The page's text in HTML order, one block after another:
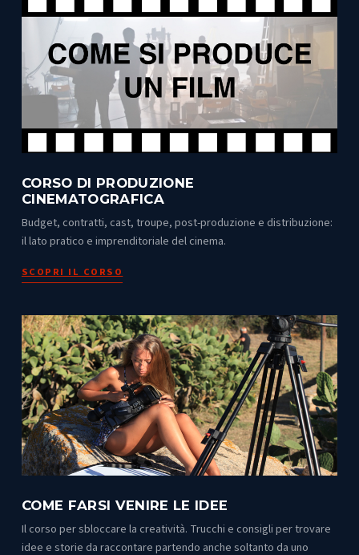
CORSO DI PRODUZIONE
CINEMATOGRAFICA
Budget, contratti, cast, troupe, post-produzione e distribuzione:
il lato pratico e imprenditoriale del cinema.
SCOPRI IL CORSO
COME FARSI VENIRE LE IDEE
Il corso per sbloccare la creatività. Trucchi e consigli per trovare
idee e storie da raccontare partendo anche soltanto da uno